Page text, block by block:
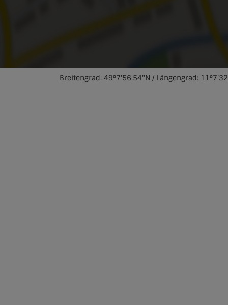
Breitengrad: 49°7'56.54''N / Längengrad: